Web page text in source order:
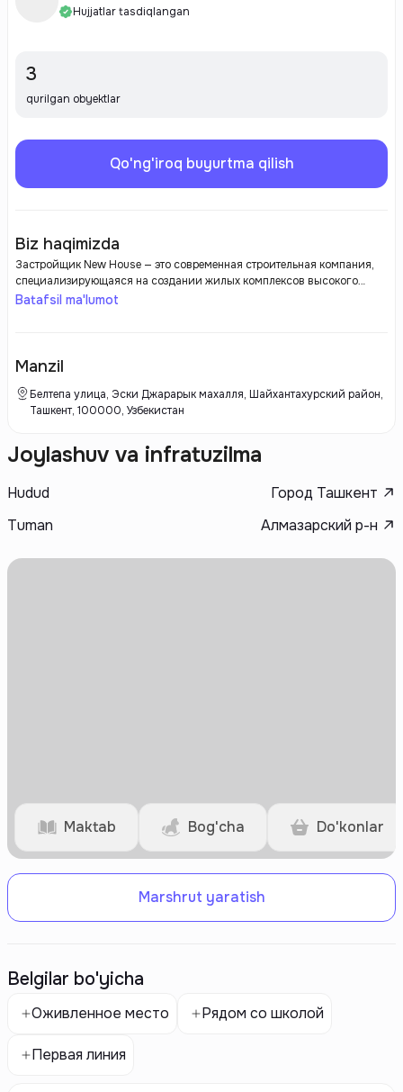
Hujjatlar tasdiqlangan
3
qurilgan obyektlar
Qo'ng'iroq buyurtma qilish
Biz haqimizda
Застройщик New House — это современная строительная компания,
специализирующаяся на создании жилых комплексов высокого
качества. Компания известна своим вниманием к деталям,
надежные и стильные решения для комфортного проживания.
Batafsil ma'lumot
Manzil
Белтепа улица, Эски Джарарык махалля, Шайхантахурский район,
Ташкент, 100000, Узбекистан
Joylashuv va infratuzilma
Hudud
Город Ташкент
Tuman
Алмазарский р-н
Maktab Bog'cha Do'konlar
Marshrut yaratish
Belgilar bo'yicha
Оживленное место Рядом со школой
Первая линия